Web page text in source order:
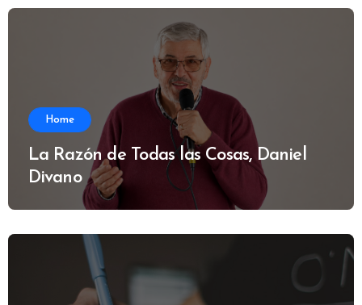
Home
La Razón de Todas las Cosas, Daniel
Divano